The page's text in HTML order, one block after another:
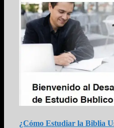
¿Cómo Estudiar la Biblia